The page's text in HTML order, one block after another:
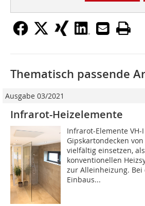
Thematisch passende
Ausgabe 03/2021
Infrarot-Heizelemente
Infrarot-Elemente VH-
Gipskartondecken
vielfältig einsetzen,
konventionellen
zur Alleinheizung. Bei
Einbaus...